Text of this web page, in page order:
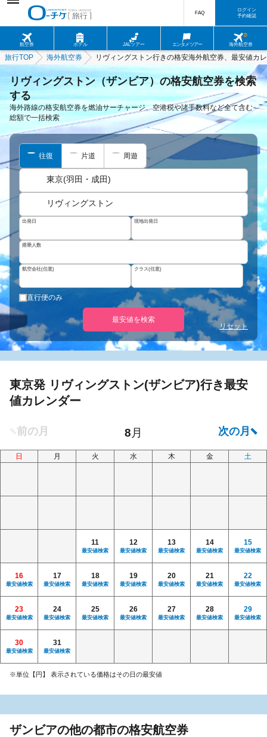
航空券 ホテル JALツアー エンタメツアー 海外航空券
FAQ
ログイン
予約確認
旅行TOP 海外航空券 リヴィングストン行きの格安海外航空券、最安値カ
リヴィングストン（ザンビア）の格安航空券を検索
する
海外路線の格安航空券を燃油サーチャージ、空港税や諸手数料など全て含む
総額で一括検索
往復 片道 周遊
東京(羽田・成田)
リヴィングストン
出発日 現地出発日
搭乗人数
航空会社(任意) クラス(任意)
直行便のみ
最安値を検索
リセット
東京発 リヴィングストン(ザンビア)行き最安
値カレンダー
日 月 火 水 木 金 土
11
最安値検索
12
最安値検索
13
最安値検索
14
最安値検索
15
最安値検索
16
最安値検索
17
最安値検索
18
最安値検索
19
最安値検索
20
最安値検索
21
最安値検索
22
最安値検索
23
最安値検索
24
最安値検索
25
最安値検索
26
最安値検索
27
最安値検索
28
最安値検索
29
最安値検索
30
最安値検索
31
最安値検索
※単位【円】 表示されている価格はその日の最安値
ザンビアの他の都市の格安航空券